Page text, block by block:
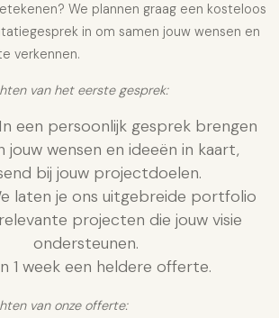
We plannen graag een kosteloos
in om samen jouw wensen en
verkennen.
van het eerste gesprek:
een persoonlijk gesprek brengen
jouw wensen en ideeën in kaart,
bij jouw projectdoelen.
laten je ons uitgebreide portfolio
projecten die jouw visie
ondersteunen.
1 week een heldere offerte.
van onze offerte: